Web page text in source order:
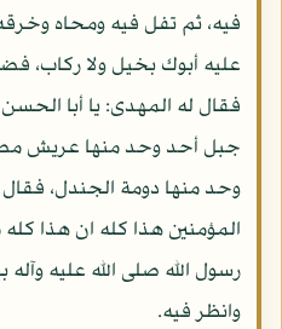
فيه، ثم تفل فيه ومحاه
فقال له المهدى: يا أبا
جبل أحد وحد منها عريش
وحد منها دومة الجندل،
المؤمنين هذا كله ان هذا
رسول الله صلى الله عليه
وانظر فيه.